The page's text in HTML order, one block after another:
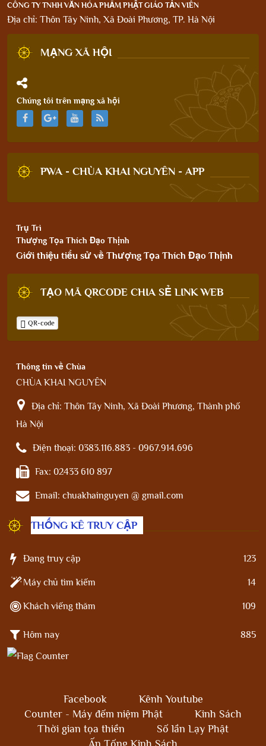
CÔNG TY TNHH VĂN HÓA PHẨM PHẬT GIÁO TẢN VIÊN
Địa chỉ: Thôn Tây Ninh, Xã Đoài Phương, TP. Hà Nội
MẠNG XÃ HỘI
Chúng tôi trên mạng xã hội
PWA - CHÙA KHAI NGUYÊN - APP
Trụ Trì
Thượng Tọa Thích Đạo Thịnh
Giới thiệu tiểu sử về Thượng Tọa Thích Đạo Thịnh
TẠO MÃ QRCODE CHIA SẺ LINK WEB
QR-code
Thông tin về Chùa
CHÙA KHAI NGUYÊN
Địa chỉ: Thôn Tây Ninh, Xã Đoài Phương, Thành phố
Hà Nội
Điện thoại: 0383.116.883 - 0967.914.696
Fax: 02433 610 897
Email: chuakhainguyen @ gmail.com
THỐNG KÊ TRUY CẬP
Đang truy cập 123
Máy chủ tìm kiếm 14
Khách viếng thăm 109
Hôm nay 885
Facebook
Kênh Youtube
Counter - Máy đếm niệm Phật
Kinh Sách
Thời gian tọa thiền
Số lần Lạy Phật